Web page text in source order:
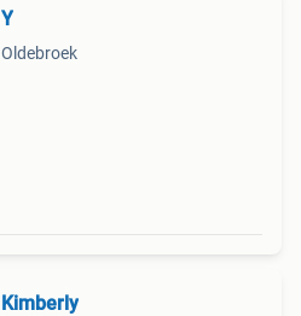
Y
Oldebroek
Kimberly